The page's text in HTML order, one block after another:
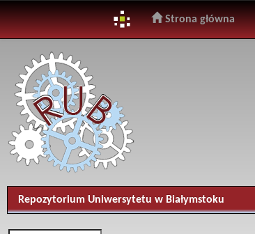
navigation
Strona główna
Repozytorium Uniwersytetu w Białymstoku